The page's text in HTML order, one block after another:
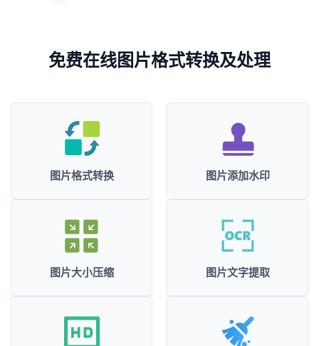
免费在线图片格式转换及处理
图片格式转换 图片添加水印
图片大小压缩 图片文字提取